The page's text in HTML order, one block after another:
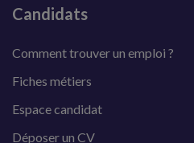
Candidats
Comment trouver un emploi ?
Fiches métiers
Espace candidat
Déposer un CV